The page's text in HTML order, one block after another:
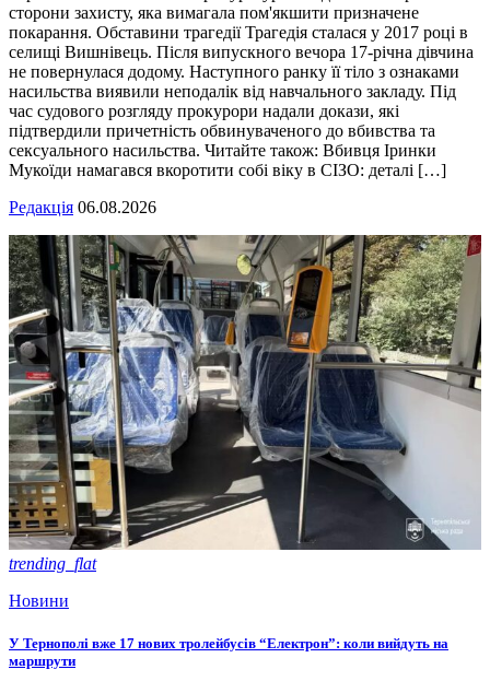
сторони захисту, яка вимагала пом'якшити призначене
покарання. Обставини трагедії Трагедія сталася у 2017 році в
селищі Вишнівець. Після випускного вечора 17-річна дівчина
не повернулася додому. Наступного ранку її тіло з ознаками
насильства виявили неподалік від навчального закладу. Під
час судового розгляду прокурори надали докази, які
підтвердили причетність обвинуваченого до вбивства та
сексуального насильства. Читайте також: Вбивця Іринки
Мукоїди намагався вкоротити собі віку в СІЗО: деталі […]
Редакція 06.08.2026
trending_flat
Новини
У Тернополі вже 17 нових тролейбусів “Електрон”: коли вийдуть на
маршрути